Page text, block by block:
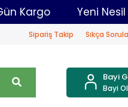
Aynı Gün Kargo
Sipariş Takip Sıkça
Bayi
Bayi Ol